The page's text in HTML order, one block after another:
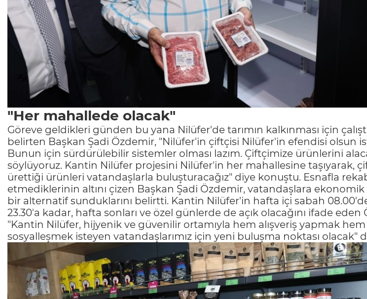
"Her mahallede olacak"
Göreve geldikleri günden bu yana Nilüfer'de tarımın kalkınması için
belirten Başkan Şadi Özdemir, "Nilüfer'in çiftçisi Nilüfer'in efendisi olsun
Bunun için sürdürülebilir sistemler olması lazım. Çiftçimize ürünlerini
söylüyoruz. Kantin Nilüfer projesini Nilüfer'in her mahallesine taşıyarak,
ürettiği ürünleri vatandaşlarla buluşturacağız" diye konuştu. Esnafla
etmediklerinin altını çizen Başkan Şadi Özdemir, vatandaşlara
bir alternatif sunduklarını belirtti. Kantin Nilüfer'in hafta içi sabah
23.30'a kadar, hafta sonları ve özel günlerde de açık olacağını ifade eden
"Kantin Nilüfer, hijyenik ve güvenilir ortamıyla hem alışveriş yapmak
sosyalleşmek isteyen vatandaşlarımız için yeni buluşma noktası olacak"